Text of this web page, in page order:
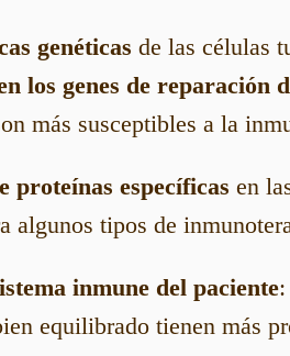
genéticas de las células
los genes de reparación
más susceptibles a la
proteínas específicas en
algunos tipos de
inmune del paciente
equilibrado tienen más